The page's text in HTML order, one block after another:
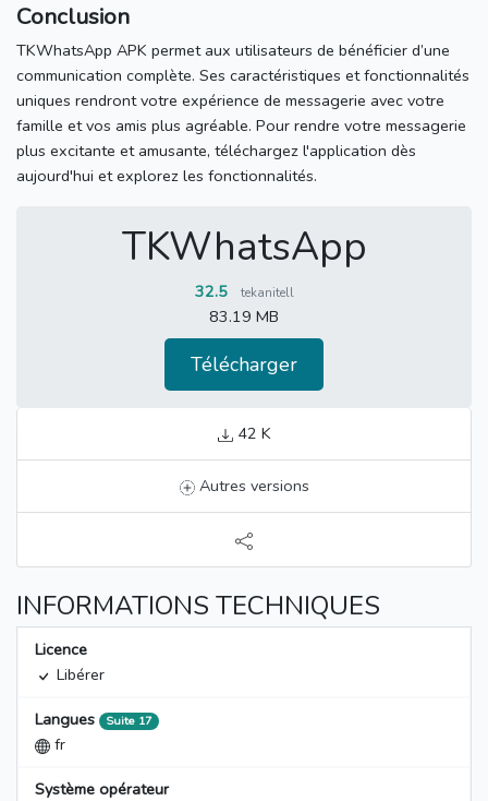
Conclusion
TKWhatsApp APK permet aux utilisateurs de bénéficier d’une
communication complète. Ses caractéristiques et fonctionnalités
uniques rendront votre expérience de messagerie avec votre
famille et vos amis plus agréable. Pour rendre votre messagerie
plus excitante et amusante, téléchargez l'application dès
aujourd'hui et explorez les fonctionnalités.
TKWhatsApp
32.5 tekanitell
83.19 MB
Télécharger
42 K
Autres versions
INFORMATIONS TECHNIQUES
Licence
Libérer
Langues Suite 17
fr
Système opérateur